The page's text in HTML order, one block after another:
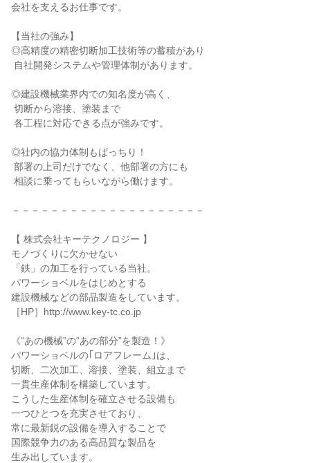
会社を支えるお仕事です。
【当社の強み】
◎高精度の精密切断加工技術等の蓄積があり
◎建設機械業界内での知名度が高く、
◎社内の協力体制もばっちり！
－－－－－－－－－－－－－－－－－－－－
【 株式会社キーテクノロジー 】
モノづくりに欠かせない
「鉄」の加工を行っている当社。
パワーショベルをはじめとする
建設機械などの部品製造をしています。
［HP］http://www.key-tc.co.jp
《“あの機械”の“あの部分”を製造！》
パワーショベルの｢ロアフレーム｣は、
切断、二次加工、溶接、塗装、組立まで
一貫生産体制を構築しています。
こうした生産体制を確立させる設備も
一つひとつを充実させており、
常に最新鋭の設備を導入することで
国際競争力のある高品質な製品を
生み出しています。